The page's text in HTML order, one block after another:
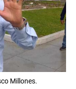
Millones.